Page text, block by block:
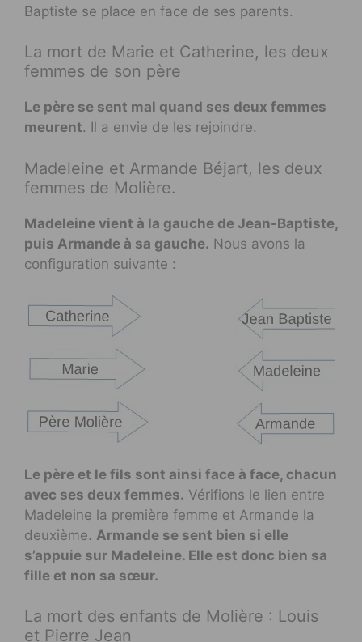
Baptiste se place en face de ses parents.
La mort de Marie et Catherine, les deux
femmes de son père
Le père se sent mal quand ses deux femmes
meurent. Il a envie de les rejoindre.
Madeleine et Armande Béjart, les deux
femmes de Molière.
Madeleine vient à la gauche de Jean-Baptiste,
puis Armande à sa gauche. Nous avons la
configuration suivante :
Le père et le fils sont ainsi face à face, chacun
avec ses deux femmes. Vérifions le lien entre
Madeleine la première femme et Armande la
deuxième. Armande se sent bien si elle
s’appuie sur Madeleine. Elle est donc bien sa
fille et non sa sœur.
La mort des enfants de Molière : Louis
et Pierre Jean